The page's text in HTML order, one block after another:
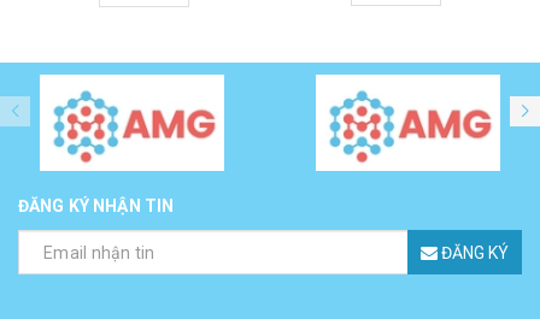
ĐĂNG KÝ NHẬN TIN
ĐĂNG KÝ